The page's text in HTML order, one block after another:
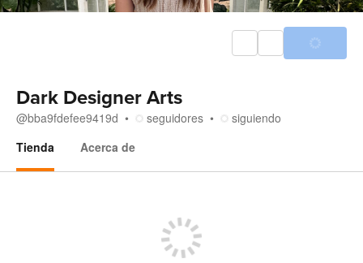
Dark Designer Arts
@bba9fdefee9419d seguidores
siguiendo
Tienda
Acerca de